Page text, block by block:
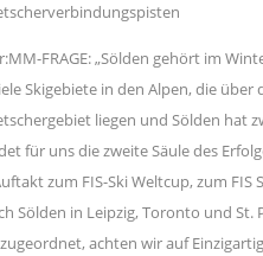
FRAGE: „Sölden gehört im
Skigebiete in den Alpen, die
liegen und Sölden
für uns die zweite Säule des
zum FIS-Ski Weltcup, zum
in Leipzig, Toronto und
achten wir auf